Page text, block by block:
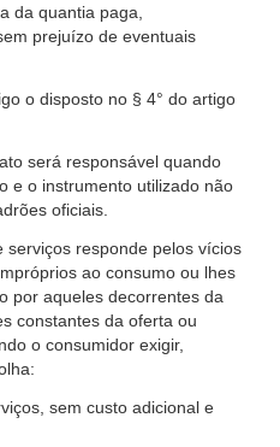
da quantia paga,
prejuízo de eventuais
o disposto no § 4° do artigo
será responsável quando
e o instrumento utilizado não
oficiais.
serviços responde pelos vícios
ao consumo ou lhes
por aqueles decorrentes da
constantes da oferta ou
o consumidor exigir,
sem custo adicional e